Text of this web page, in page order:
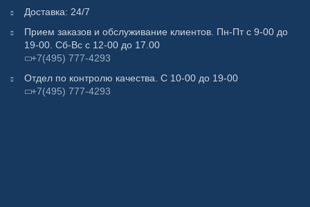
Доставка: 24/7
Прием заказов и обслуживание клиентов. Пн-Пт с 9-00 до
19-00. Сб-Вс с 12-00 до 17.00
+7(495) 777-4293
Отдел по контролю качества. С 10-00 до 19-00
+7(495) 777-4293